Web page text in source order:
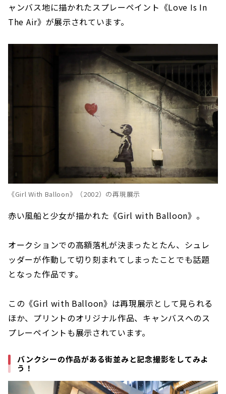
ャンバス地に描かれたスプレーペイント《Love Is In
The Air》が展示されています。
《Girl With Balloon》（2002）の再現展示
赤い風船と少女が描かれた《Girl with Balloon》。
オークションでの高額落札が決まったとたん、シュレ
ッダーが作動して切り刻まれてしまったことでも話題
となった作品です。
この《Girl with Balloon》は再現展示として見られる
ほか、プリントのオリジナル作品、キャンバスへのス
プレーペイントも展示されています。
バンクシーの作品がある街並みと記念撮影をしてみよ
う！